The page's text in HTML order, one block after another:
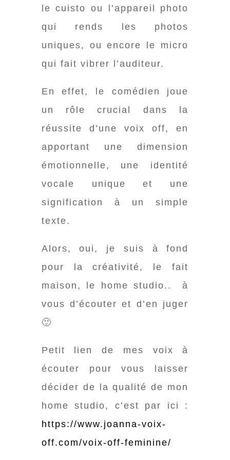
le cuisto ou l’appareil photo
qui rends les photos
uniques, ou encore le micro
qui fait vibrer l’auditeur.
En effet, le comédien joue
un rôle crucial dans la
réussite d’une voix off, en
apportant une dimension
émotionnelle, une identité
vocale unique et une
signification à un simple
texte.
Alors, oui, je suis à fond
pour la créativité, le fait
maison, le home studio.. à
vous d’écouter et d’en juger
🙂
Petit lien de mes voix à
écouter pour vous laisser
décider de la qualité de mon
home studio, c’est par ici :
https://www.joanna-voix-
off.com/voix-off-feminine/